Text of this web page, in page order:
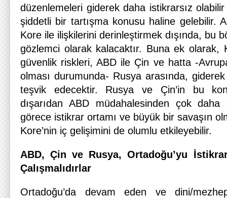
düzenlemeleri giderek daha istikrarsız
şiddetli bir tartışma konusu haline gelebilir.
Kore ile ilişkilerini derinleştirmek dışında, bu
gözlemci olarak kalacaktır. Buna ek olarak,
güvenlik riskleri, ABD ile Çin ve hatta -
olması durumunda- Rusya arasında,
teşvik edecektir. Rusya ve Çin’in bu
dışarıdan ABD müdahalesinden çok daha
görece istikrar ortamı ve büyük bir savaşın
Kore’nin iç gelişimini de olumlu etkileyebilir.
ABD, Çin ve Rusya, Ortadoğu’yu
Çalışmalıdırlar
Ortadoğu’da devam eden ve dini/